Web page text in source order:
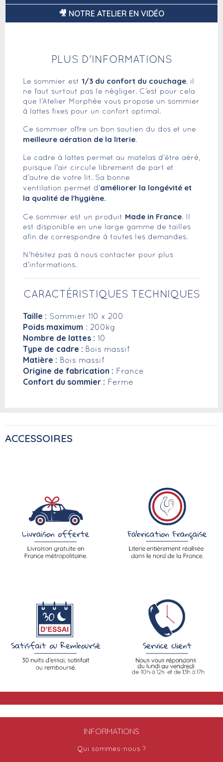
🎥 NOTRE ATELIER EN VIDÉO
PLUS D'INFORMATIONS
Le sommier est 1/3 du confort du couchage, il
ne faut surtout pas le négliger. C’est pour cela
que l’Atelier Morphée vous propose un sommier
à lattes fixes pour un confort optimal.
Ce sommier offre un bon soutien du dos et une
meilleure aération de la literie.
Le cadre à lattes permet au matelas d'être aéré,
puisque l'air circule librement de part et
d'autre de votre lit. Sa bonne
ventilation permet d'améliorer la longévité et
la qualité de l'hygiène.
Ce sommier est un produit Made in France. Il
est disponible en une large gamme de tailles
afin de correspondre à toutes les demandes.
N'hésitez pas à nous contacter pour plus
d'informations.
CARACTÉRISTIQUES TECHNIQUES
Taille : Sommier 110 x 200
Poids maximum : 200kg
Nombre de lattes : 10
Type de cadre : Bois massif
Matière : Bois massif
Origine de fabrication : France
Confort du sommier : Ferme
ACCESSOIRES
INFORMATIONS
Qui sommes-nous ?